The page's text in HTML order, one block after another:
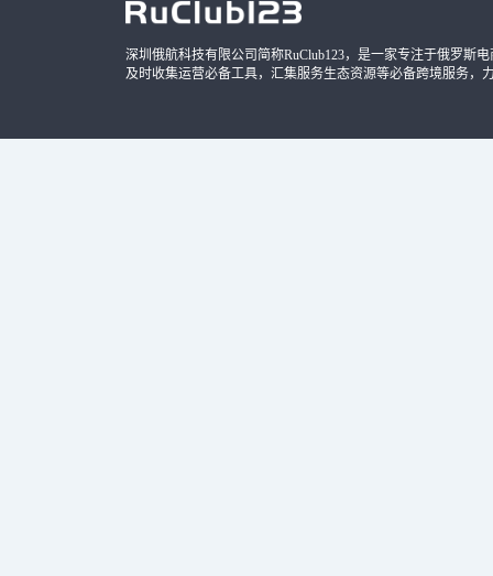
深圳俄航科技有限公司简称RuClub123，是一家专注于俄罗斯
及时收集运营必备工具，汇集服务生态资源等必备跨境服务，